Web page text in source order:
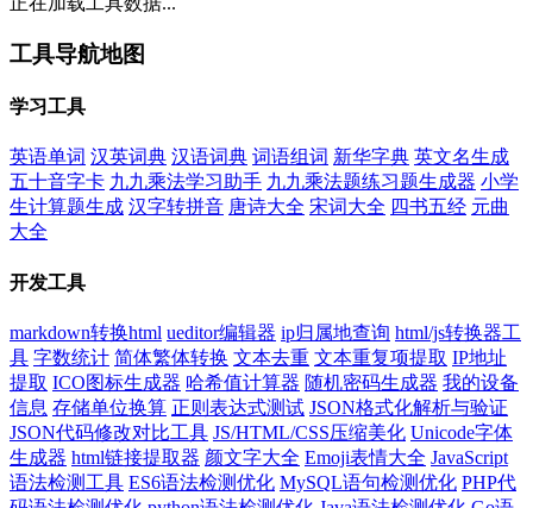
工具导航地图
学习工具
英语单词 汉英词典 汉语词典 词语组词 新华字典 英文名生成
五十音字卡 九九乘法学习助手 九九乘法题练习题生成器 小学
生计算题生成 汉字转拼音 唐诗大全 宋词大全 四书五经 元曲
大全
开发工具
markdown转换html ueditor编辑器 ip归属地查询 html/js转换器工
具 字数统计 简体繁体转换 文本去重 文本重复项提取 IP地址
提取 ICO图标生成器 哈希值计算器 随机密码生成器 我的设备
信息 存储单位换算 正则表达式测试 JSON格式化解析与验证
JSON代码修改对比工具 JS/HTML/CSS压缩美化 Unicode字体
生成器 html链接提取器 颜文字大全 Emoji表情大全 JavaScript
语法检测工具 ES6语法检测优化 MySQL语句检测优化 PHP代